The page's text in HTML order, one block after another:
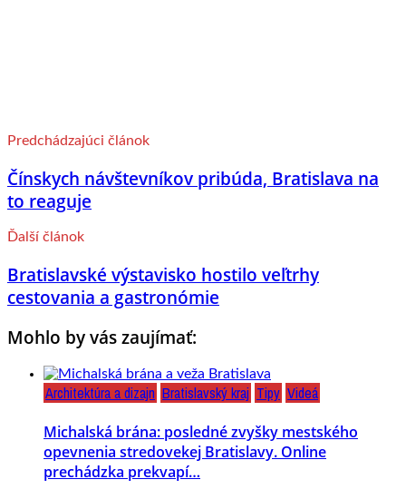
Predchádzajúci článok
Čínskych návštevníkov pribúda, Bratislava na
to reaguje
Ďalší článok
Bratislavské výstavisko hostilo veľtrhy
cestovania a gastronómie
Mohlo by vás zaujímať:
Architektúra a dizajn Bratislavský kraj Tipy Videá
Michalská brána: posledné zvyšky mestského
opevnenia stredovekej Bratislavy. Online
prechádzka prekvapí…